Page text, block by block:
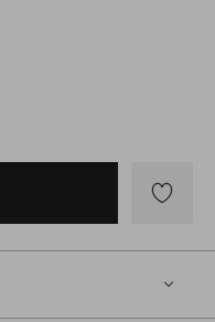
aan